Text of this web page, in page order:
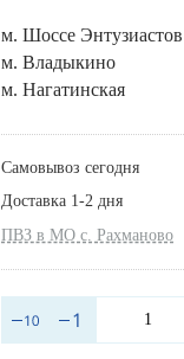
м. Шоссе Энтузиастов
м. Владыкино
м. Нагатинская
Самовывоз сегодня
Доставка 1-2 дня
ПВЗ в МО с. Рахманово